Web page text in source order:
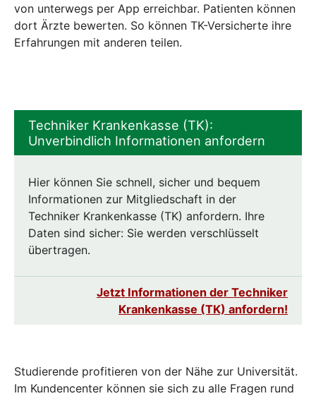
von unterwegs per App erreichbar. Patienten können
dort Ärzte bewerten. So können TK-Versicherte ihre
Erfahrungen mit anderen teilen.
Techniker Krankenkasse (TK):
Unverbindlich Informationen anfordern
Hier können Sie schnell, sicher und bequem
Informationen zur Mitgliedschaft in der
Techniker Krankenkasse (TK) anfordern. Ihre
Daten sind sicher: Sie werden verschlüsselt
übertragen.
Jetzt Informationen der Techniker
Krankenkasse (TK) anfordern!
Studierende profitieren von der Nähe zur Universität.
Im Kundencenter können sie sich zu alle Fragen rund